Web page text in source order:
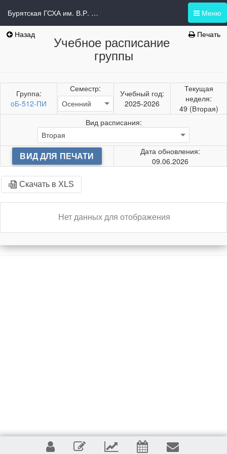
Меню
Бурятская ГСХА им. В.Р. Филиппова
Назад Печать
Учебное расписание
группы
Группа:
oБ-512-ПИ
Семестр:
Учебный год:
2025-2026
Текущая
неделя:
49 (Вторая)
Вид расписания:
ВИД ДЛЯ ПЕЧАТИ
Дата обновления:
09.06.2026
Скачать в XLS
Нет данных для отображения